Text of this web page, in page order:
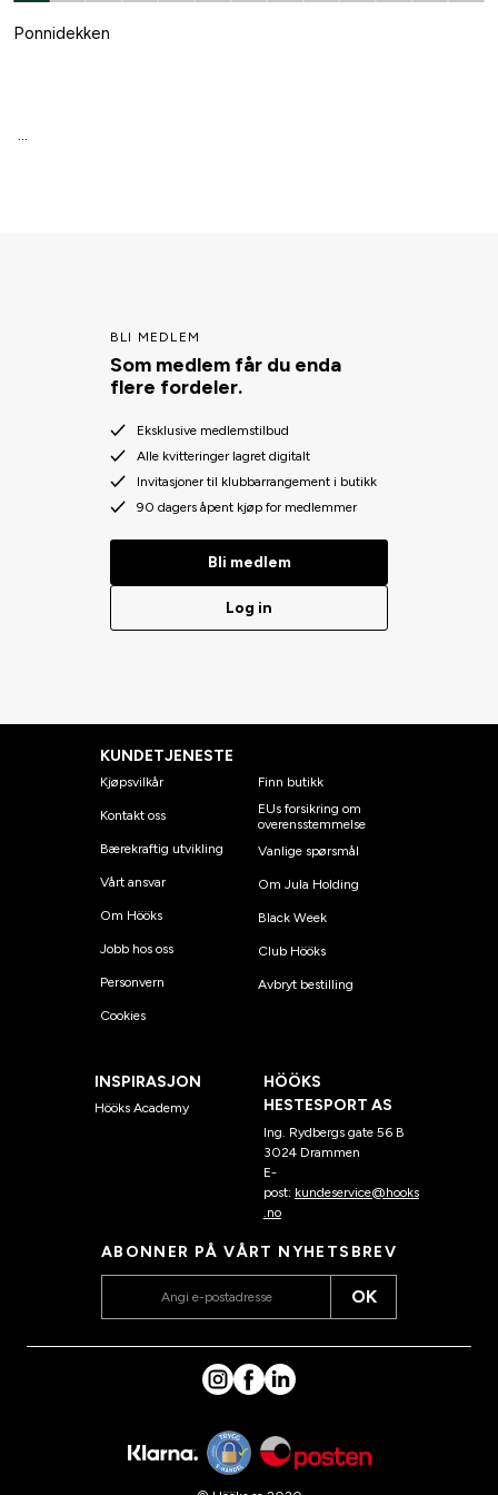
Et for stort dekken, eller et som er for dypt skåret og glir bak
hestedekken du leter etter hos oss på Hööks.
Ponnidekken
...
BLI MEDLEM
Som medlem får du enda
flere fordeler.
Eksklusive medlemstilbud
Alle kvitteringer lagret digitalt
Invitasjoner til klubbarrangement i butikk
90 dagers åpent kjøp for medlemmer
Bli medlem
Log in
KUNDETJENESTE
Kjøpsvilkår
Kontakt oss
Bærekraftig utvikling
Vårt ansvar
Om Hööks
Jobb hos oss
Personvern
Cookies
Finn butikk
EUs forsikring om
overensstemmelse
Vanlige spørsmål
Om Jula Holding
Black Week
Club Hööks
Avbryt bestilling
INSPIRASJON
Hööks Academy
HÖÖKS
HESTESPORT AS
Ing. Rydbergs gate 56 B
3024 Drammen
E-
post: kundeservice@hooks
.no
ABONNER PÅ VÅRT NYHETSBREV
OK